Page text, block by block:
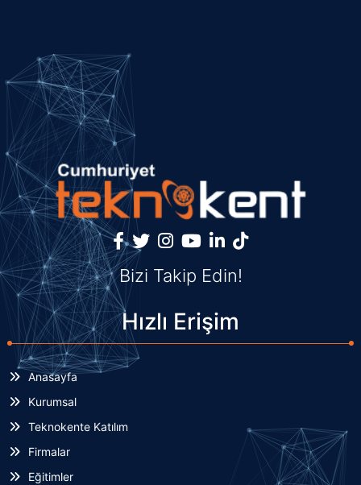
Bizi Takip Edin!
Hızlı Erişim
Anasayfa
Kurumsal
Teknokente Katılım
Firmalar
Eğitimler